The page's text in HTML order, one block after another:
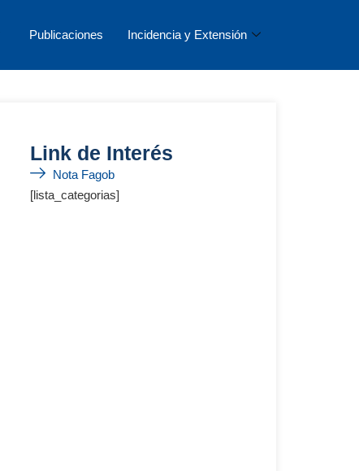
Publicaciones Incidencia y Extensión
Link de Interés
Nota Fagob
[lista_categorias]